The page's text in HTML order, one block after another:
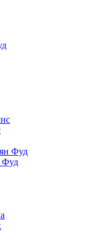
Фуд
Фуд